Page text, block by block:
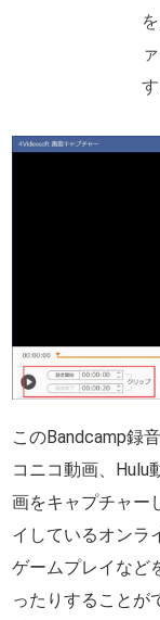
す
このBandcamp録
コニコ動画、Hulu
画をキャプチャー
イしているオンラ
ゲームプレイなど
ったりすることが